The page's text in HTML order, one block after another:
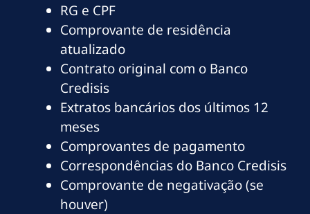
RG e CPF
Comprovante de residência
atualizado
Contrato original com o Banco
Credisis
Extratos bancários dos últimos 12
meses
Comprovantes de pagamento
Correspondências do Banco Credisis
Comprovante de negativação (se
houver)